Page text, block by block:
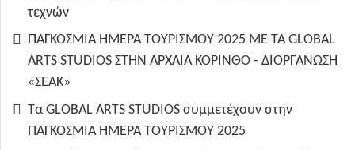
τεχνών
ΠΑΓΚΟΣΜΙΑ ΗΜΕΡΑ ΤΟΥΡΙΣΜΟΥ 2025 ΜΕ ΤΑ GLOBAL
ARTS STUDIOS ΣΤΗΝ ΑΡΧΑΙΑ ΚΟΡΙΝΘΟ - ΔΙΟΡΓΑΝΩΣΗ
«ΣΕΑΚ»
Τα GLOBAL ARTS STUDIOS συμμετέχουν στην
ΠΑΓΚΟΣΜΙΑ ΗΜΕΡΑ ΤΟΥΡΙΣΜΟΥ 2025